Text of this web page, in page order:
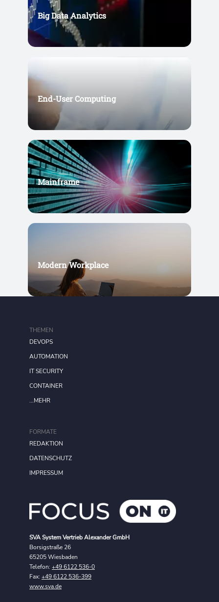
Big Data Analytics
End-User Computing
Mainframe
Modern Workplace
SVA System Vertrieb Alexander GmbH
Borsigstraße 26
65205 Wiesbaden
Telefon: +49 6122 536-0
Fax: +49 6122 536-399
www.sva.de
FORMATE
REDAKTION
DATENSCHUTZ
IMPRESSUM
THEMEN
DEVOPS
AUTOMATION
IT SECURITY
CONTAINER
...MEHR